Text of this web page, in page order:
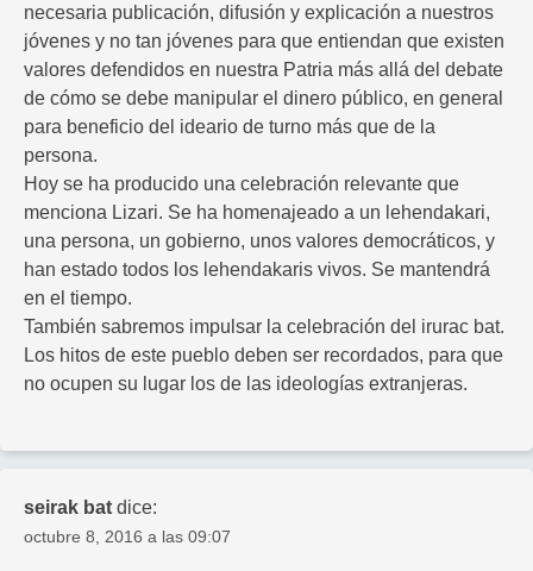
necesaria publicación, difusión y explicación a nuestros
jóvenes y no tan jóvenes para que entiendan que existen
valores defendidos en nuestra Patria más allá del debate
de cómo se debe manipular el dinero público, en general
para beneficio del ideario de turno más que de la
persona.
Hoy se ha producido una celebración relevante que
menciona Lizari. Se ha homenajeado a un lehendakari,
una persona, un gobierno, unos valores democráticos, y
han estado todos los lehendakaris vivos. Se mantendrá
en el tiempo.
También sabremos impulsar la celebración del irurac bat.
Los hitos de este pueblo deben ser recordados, para que
no ocupen su lugar los de las ideologías extranjeras.
seirak bat dice:
octubre 8, 2016 a las 09:07